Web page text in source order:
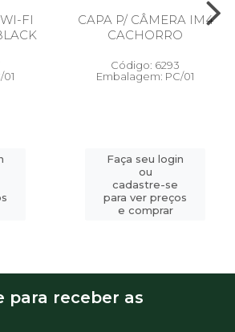
FI
CAPA P/ CÂMERA IM4
CACHORRO
Código: 6293
Embalagem: PC/01
Faça seu login
ou
cadastre-se
para ver preços
e comprar
para receber as